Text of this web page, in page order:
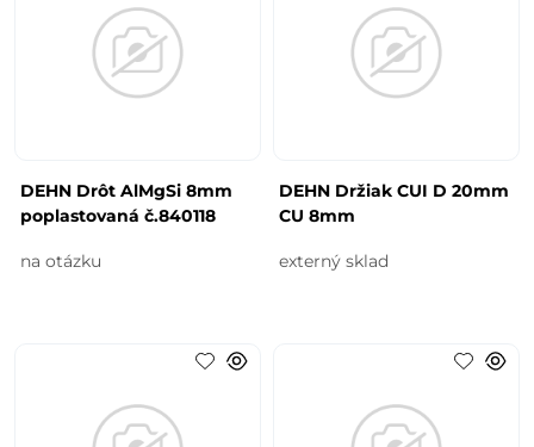
DEHN Drôt AlMgSi 8mm
poplastovaná č.840118
na otázku
DEHN Držiak CUI D 20mm
CU 8mm
externý sklad